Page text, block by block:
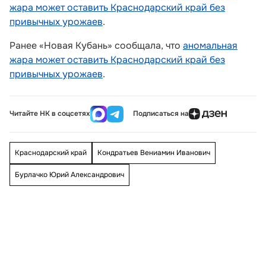
жара может оставить Краснодарский край без
привычных урожаев.
Ранее «Новая Кубань» сообщала, что аномальная
жара может оставить Краснодарский край без
привычных урожаев.
Читайте НК в соцсетях Подписаться на
Краснодарский край Кондратьев Вениамин Иванович
Бурлачко Юрий Александрович